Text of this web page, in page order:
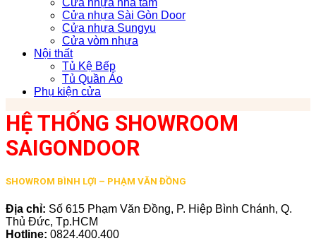
Cửa nhựa Sài Gòn Door
Cửa nhựa Sungyu
Cửa vòm nhựa
Nội thất
Tủ Kệ Bếp
Tủ Quần Áo
Phụ kiện cửa
HỆ THỐNG SHOWROOM
SAIGONDOOR
SHOWROM BÌNH LỢI – PHẠM VĂN ĐỒNG
Địa chỉ: Số 615 Phạm Văn Đồng, P. Hiệp Bình Chánh, Q.
Thủ Đức, Tp.HCM
Hotline: 0824.400.400